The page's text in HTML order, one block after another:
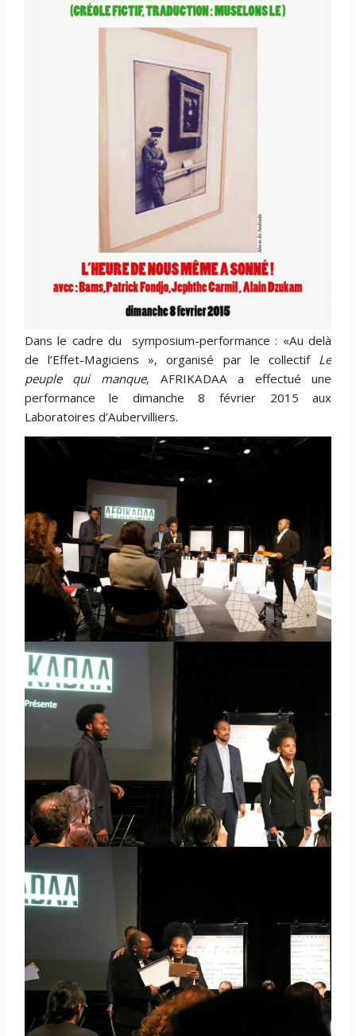
Dans le cadre du symposium-performance : «Au delà
de l’Effet-Magiciens », organisé par le collectif Le
peuple qui manque, AFRIKADAA a effectué une
performance le dimanche 8 février 2015 aux
Laboratoires d’Aubervilliers.